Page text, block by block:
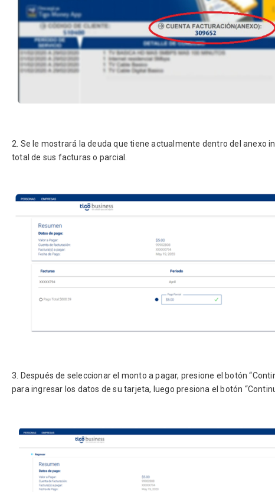
2. Se le mostrará la deuda que tiene actualmente dentro del anexo
total de sus facturas o parcial.
3. Después de seleccionar el monto a pagar, presione el botón
para ingresar los datos de su tarjeta, luego presiona el botón